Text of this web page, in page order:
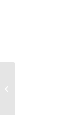
Acte de